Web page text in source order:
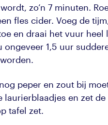
zo’n 7 minuten.
fles cider. Voeg de
en draai het vuur heel
ongeveer 1,5 uur
peper en zout bij
laurierblaadjes en zet
tafel zet.